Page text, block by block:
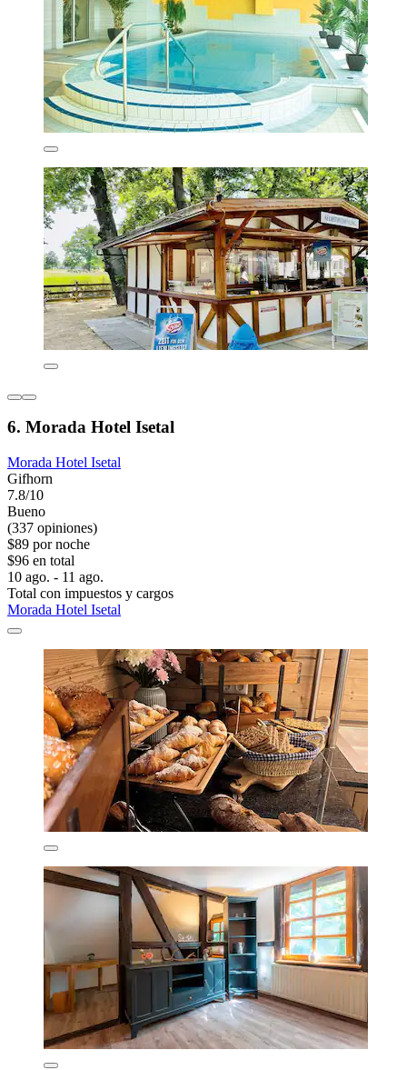
6. Morada Hotel Isetal
Morada Hotel Isetal
Gifhorn
7.8/10
Bueno
(337 opiniones)
$89 por noche
$96 en total
10 ago. - 11 ago.
Total con impuestos y cargos
Morada Hotel Isetal